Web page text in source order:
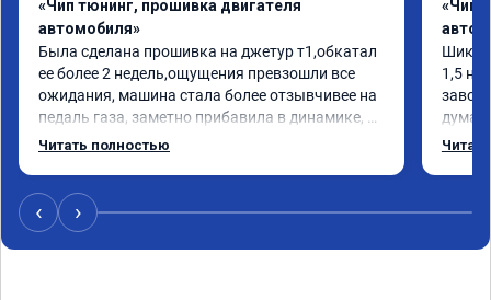
«Чип тюнинг, прошивка двигателя
автомобиля»
Была сделана прошивка на джетур т1,обкатал
ее более 2 недель,ощущения превзошли все
ожидания, машина стала более отзывчивее на
педаль газа, заметно прибавила в динамике,
по расходу топлива не чего не поменялось,
рекомендую данных ребят.
Читать полностью
«Чип
1,5 на
Плюс
‹ ›